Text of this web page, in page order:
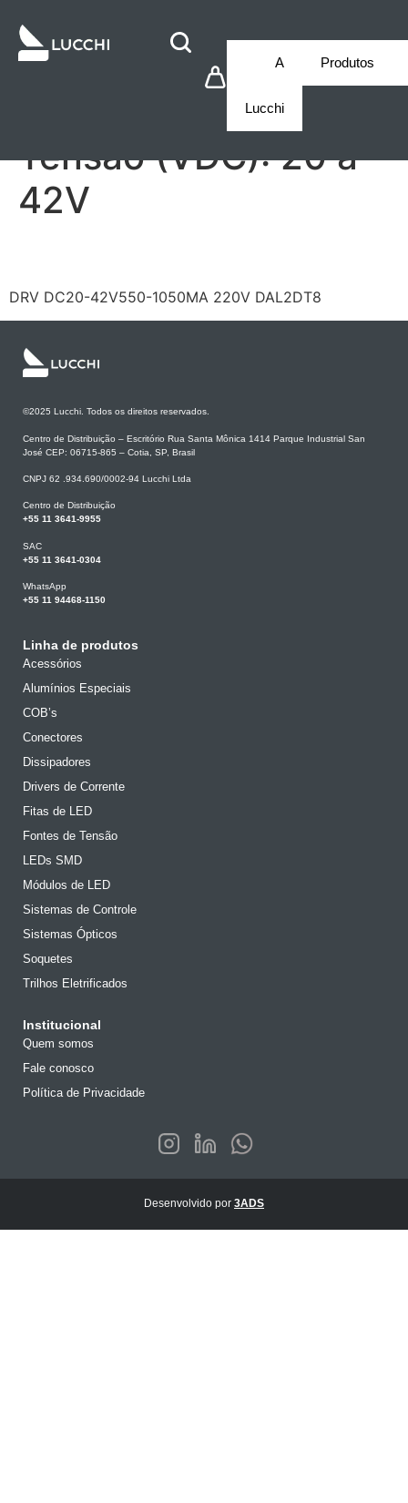
A
Lucchi
Produtos
Tensão (VDC):20 a
42V
DRV DC20-42V550-1050MA 220V DAL2DT8
©2025 Lucchi. Todos os direitos reservados.
Centro de Distribuição – Escritório Rua Santa Mônica 1414 Parque Industrial San
José CEP: 06715-865 – Cotia, SP, Brasil
CNPJ 62 .934.690/0002-94 Lucchi Ltda
Centro de Distribuição
+55 11 3641-9955
SAC
+55 11 3641-0304
WhatsApp
+55 11 94468-1150
Linha de produtos
Acessórios
Alumínios Especiais
COB’s
Conectores
Dissipadores
Drivers de Corrente
Fitas de LED
Fontes de Tensão
LEDs SMD
Módulos de LED
Sistemas de Controle
Sistemas Ópticos
Soquetes
Trilhos Eletrificados
Institucional
Quem somos
Fale conosco
Política de Privacidade
Desenvolvido por 3ADS